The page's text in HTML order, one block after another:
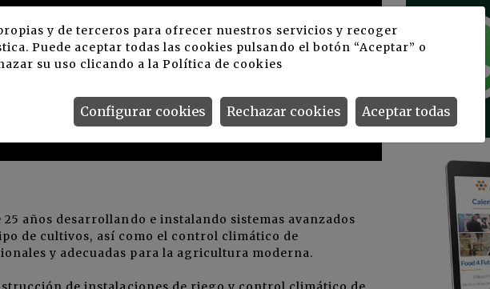
25 años desarrollando e instalando sistemas avanzados
de cultivos, así como el control climático de
y adecuadas para la agricultura moderna.
y de terceros para ofrecer nuestros servicios y recoger
Puede aceptar todas las cookies pulsando el botón “Aceptar” o
su uso clicando a laPolítica de cookies
Aceptar todas
Rechazar cookies
Configurar cookies